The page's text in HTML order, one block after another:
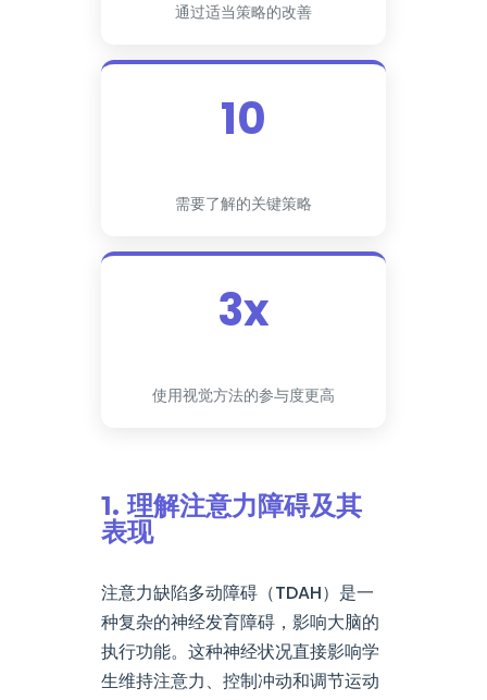
通过适当策略的改善
10
需要了解的关键策略
3x
使用视觉方法的参与度更高
1. 理解注意力障碍及其
表现
注意力缺陷多动障碍（TDAH）是一
种复杂的神经发育障碍，影响大脑的
执行功能。这种神经状况直接影响学
生维持注意力、控制冲动和调节运动